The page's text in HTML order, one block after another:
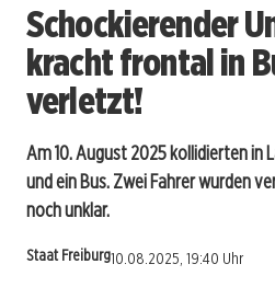
Schockierender
kracht frontal in
verletzt!
Am 10. August 2025 kollidierten in
und ein Bus. Zwei Fahrer wurden
noch unklar.
Staat Freiburg10.08.2025, 19:40 Uhr